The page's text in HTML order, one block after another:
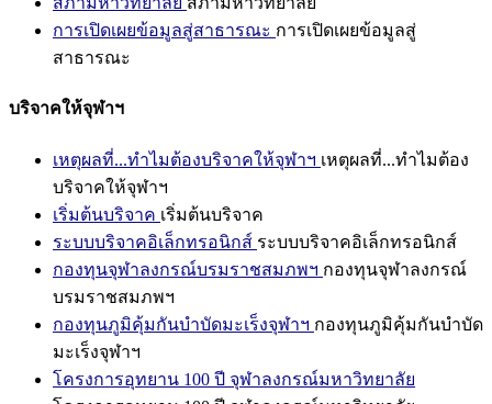
การเปิดเผยข้อมูลสู่สาธารณะ การเปิดเผยข้อมูลสู่
สาธารณะ
บริจาคให้จุฬาฯ
เหตุผลที่...ทำไมต้องบริจาคให้จุฬาฯ เหตุผลที่...ทำไมต้อง
บริจาคให้จุฬาฯ
เริ่มต้นบริจาค เริ่มต้นบริจาค
ระบบบริจาคอิเล็กทรอนิกส์ ระบบบริจาคอิเล็กทรอนิกส์
กองทุนจุฬาลงกรณ์บรมราชสมภพฯ กองทุนจุฬาลงกรณ์
บรมราชสมภพฯ
กองทุนภูมิคุ้มกันบำบัดมะเร็งจุฬาฯ กองทุนภูมิคุ้มกันบำบัด
มะเร็งจุฬาฯ
โครงการอุทยาน 100 ปี จุฬาลงกรณ์มหาวิทยาลัย